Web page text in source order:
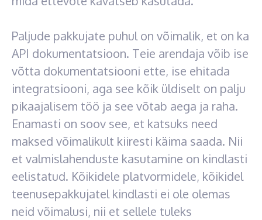
Paljude pakkujate puhul on võimalik, et on ka
API dokumentatsioon. Teie arendaja võib ise
võtta dokumentatsiooni ette, ise ehitada
integratsiooni, aga see kõik üldiselt on palju
pikaajalisem töö ja see võtab aega ja raha.
Enamasti on soov see, et katsuks need
maksed võimalikult kiiresti käima saada. Nii
et valmislahenduste kasutamine on kindlasti
eelistatud. Kõikidele platvormidele, kõikidel
teenusepakkujatel kindlasti ei ole olemas
neid võimalusi, nii et sellele tuleks